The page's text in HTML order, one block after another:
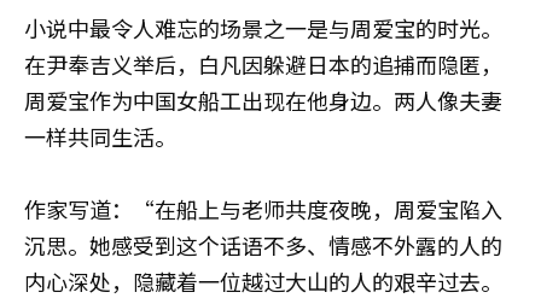
小说中最令人难忘的场景之一是与周爱宝的时光。
在尹奉吉义举后，白凡因躲避日本的追捕而隐匿，
周爱宝作为中国女船工出现在他身边。两人像夫妻
一样共同生活。
作家写道：“在船上与老师共度夜晚，周爱宝陷入
沉思。她感受到这个话语不多、情感不外露的人的
内心深处，隐藏着一位越过大山的人的艰辛过去。